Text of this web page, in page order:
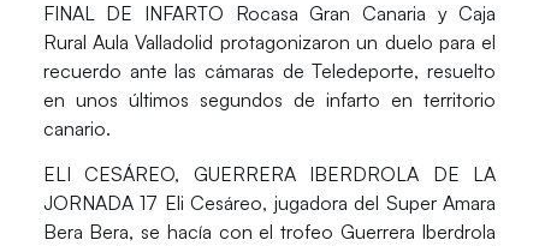
FINAL DE INFARTO Rocasa Gran Canaria y Caja
Rural Aula Valladolid protagonizaron un duelo para el
recuerdo ante las cámaras de Teledeporte, resuelto
en unos últimos segundos de infarto en territorio
canario.
ELI CESÁREO, GUERRERA IBERDROLA DE LA
JORNADA 17 Eli Cesáreo, jugadora del Super Amara
Bera Bera, se hacía con el trofeo Guerrera Iberdrola